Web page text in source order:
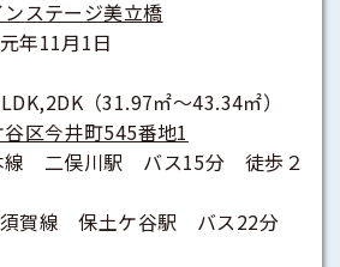
ステージ美立橋
年11月1日
（31.97㎡～43.34㎡）
区今井町545番地1
二俣川駅 バス15分 徒歩２
保土ケ谷駅 バス22分